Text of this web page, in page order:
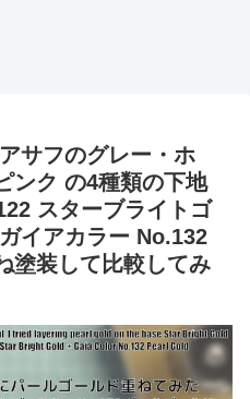
サフのグレー・ホ
ンク の4種類の下地
スターブライトゴ
イアカラー No.132
塗装して比較してみ